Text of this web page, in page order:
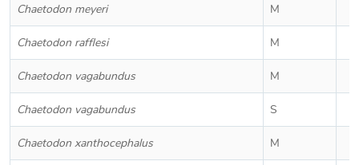
Chaetodon meyeri M
Chaetodon rafflesi M
Chaetodon vagabundus M
Chaetodon vagabundus S
Chaetodon xanthocephalus M